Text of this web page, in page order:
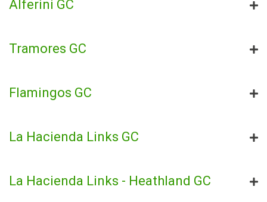
Alferini GC
Tramores GC
Flamingos GC
La Hacienda Links GC
La Hacienda Links - Heathland GC